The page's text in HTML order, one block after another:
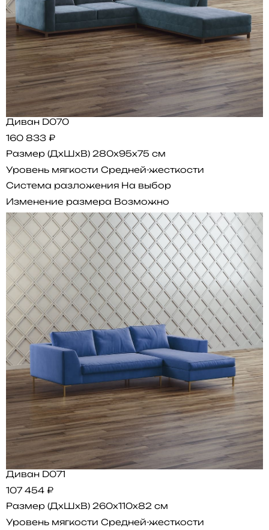
Диван D070
160 833 ₽
Размер (ДхШхВ) 280x95x75 см
Уровень мягкости Средней-жесткости
Система разложения На выбор
Изменение размера Возможно
Диван D071
107 454 ₽
Размер (ДхШхВ) 260x110x82 см
Уровень мягкости Средней-жесткости